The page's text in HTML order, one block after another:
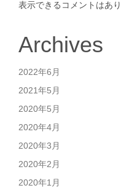
表示できるコメントはあり
Archives
2022年6月
2021年5月
2020年5月
2020年4月
2020年3月
2020年2月
2020年1月